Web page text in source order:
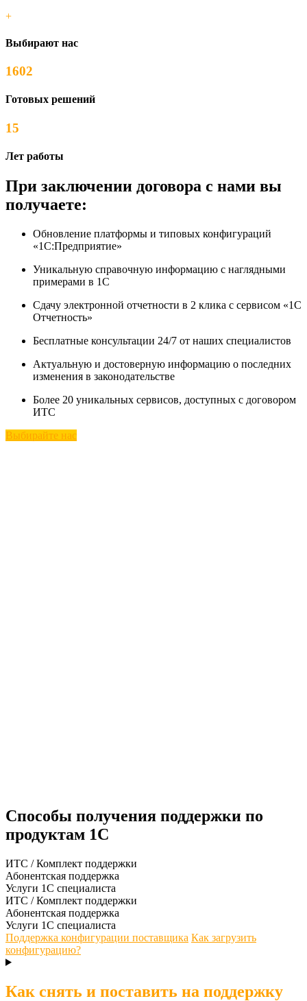
+
Выбирают нас
1602
Готовых решений
15
Лет работы
При заключении договора с нами вы
получаете:
Обновление платформы и типовых конфигураций
«1С:Предприятие»
Уникальную справочную информацию с наглядными
примерами в 1С
Сдачу электронной отчетности в 2 клика с сервисом «1С
Отчетность»
Бесплатные консультации 24/7 от наших специалистов
Актуальную и достоверную информацию о последних
изменения в законодательстве
Более 20 уникальных сервисов, доступных с договором
ИТС
Выбирайте нас
Способы получения поддержки по
продуктам 1С
ИТС / Комплект поддержки
Абонентская поддержка
Услуги 1С специалиста
ИТС / Комплект поддержки
Абонентская поддержка
Услуги 1С специалиста
Поддержка конфигурации поставщика Как загрузить
конфигурацию?
Как снять и поставить на поддержку